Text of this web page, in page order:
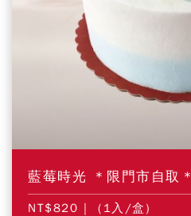
藍莓時光 ＊限門市自取＊
NT$820 | (1入/盒)